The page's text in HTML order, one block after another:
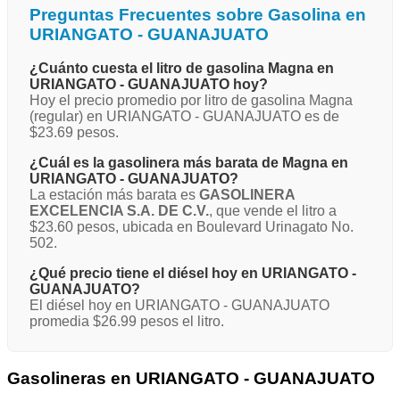
Preguntas Frecuentes sobre Gasolina en
URIANGATO - GUANAJUATO
¿Cuánto cuesta el litro de gasolina Magna en
URIANGATO - GUANAJUATO hoy?
Hoy el precio promedio por litro de gasolina Magna
(regular) en URIANGATO - GUANAJUATO es de
$23.69 pesos.
¿Cuál es la gasolinera más barata de Magna en
URIANGATO - GUANAJUATO?
La estación más barata es GASOLINERA
EXCELENCIA S.A. DE C.V., que vende el litro a
$23.60 pesos, ubicada en Boulevard Urinagato No.
502.
¿Qué precio tiene el diésel hoy en URIANGATO -
GUANAJUATO?
El diésel hoy en URIANGATO - GUANAJUATO
promedia $26.99 pesos el litro.
Gasolineras en URIANGATO - GUANAJUATO